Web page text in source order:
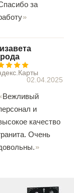
за
02.04.2025
Вежливый
и
качество
Очень